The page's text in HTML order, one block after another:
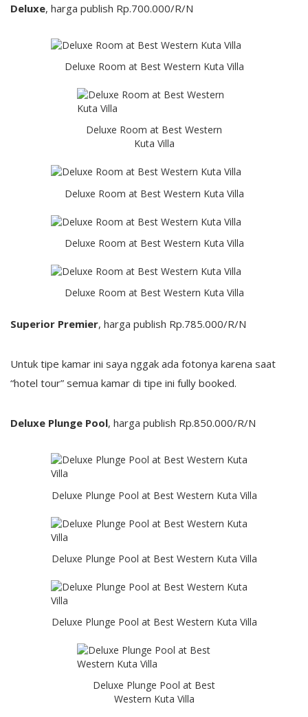
Deluxe, harga publish Rp.700.000/R/N
Deluxe Room at Best Western Kuta Villa
Deluxe Room at Best Western
Kuta Villa
Deluxe Room at Best Western Kuta Villa
Deluxe Room at Best Western Kuta Villa
Deluxe Room at Best Western Kuta Villa
Superior Premier, harga publish Rp.785.000/R/N
Untuk tipe kamar ini saya nggak ada fotonya karena saat
“hotel tour” semua kamar di tipe ini fully booked.
Deluxe Plunge Pool, harga publish Rp.850.000/R/N
Deluxe Plunge Pool at Best Western Kuta Villa
Deluxe Plunge Pool at Best Western Kuta Villa
Deluxe Plunge Pool at Best Western Kuta Villa
Deluxe Plunge Pool at Best
Western Kuta Villa